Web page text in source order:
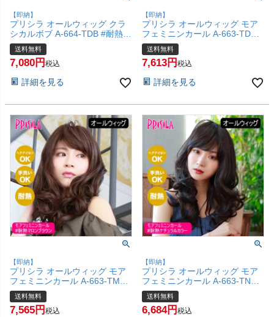
【即納】
プリシラ オールウィッグ クラ
シカルボブ A-664-TDB #耐熱ダ
ークブラウン 【かつら 内巻き
ボブ レトロ 和装 コスプレ 医療
用 自然 おしゃれ かわいい 可愛
女性 】【宅配便送料無料】
送料無料
7,080 税込
詳細を見る
【即納】
プリシラ オールウィッグ モア
フェミニンカール A-663-TDM
#耐熱デイリーマロン 【かつら
和装 コスプレ 医療用 自然 おし
ゃれ かわいい 可愛い 小顔 簡単
配便送料無料】(6057731)
送料無料
7,613 税込
詳細を見る
【即納】
プリシラ オールウィッグ モア
フェミニンカール A-663-TMB
#耐熱マロンブラウン 【かつら
和装 コスプレ 医療用 自然 おし
ゃれ かわいい 可愛い 小顔 簡単
送料無料
7,565 税込
【即納】
プリシラ オールウィッグ モア
フェミニンカール A-663-TNC #
耐熱ナチュラルカラー 【かつら
和装 コスプレ 医療用 自然 おし
ゃれ かわいい 可愛い 小顔 簡単
送料無料
6,684 税込